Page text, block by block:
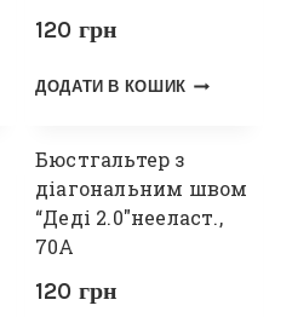
120 грн
ДОДАТИ В КОШИК
Бюстгальтер з
діагональним швом
“Деді 2.0″нееласт.,
70А
120 грн